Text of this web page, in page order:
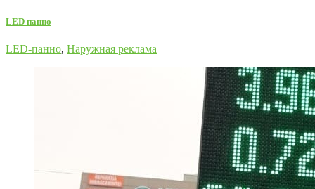
LED панно
LED-панно, Наружная реклама